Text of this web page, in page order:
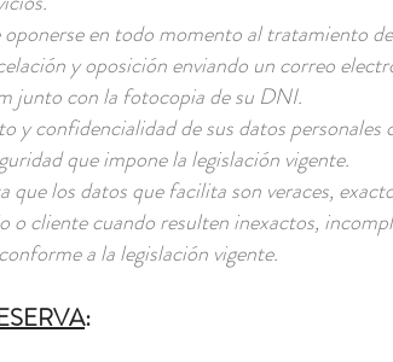
en todo momento al tratamiento
y oposición enviando un correo
junto con la fotocopia de su DNI.
y confidencialidad de sus datos
que impone la legislación vigente.
que los datos que facilita son veraces,
o cliente cuando resulten inexactos,
a la legislación vigente.
: